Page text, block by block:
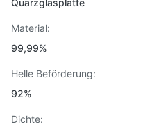
Quarzglasplatte
Material:
99,99%
Helle Beförderung:
92%
Dichte: